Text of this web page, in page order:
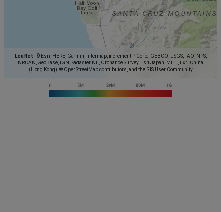
Leaflet
© Esri, HERE, Garmin, Intermap, increment P Corp., GEBCO, USGS, FAO, NPS,
NRCAN, GeoBase, IGN, Kadaster NL, Ordnance Survey, Esri Japan, METI, Esri China
(Hong Kong), © OpenStreetMap contributors, and the GIS User Community